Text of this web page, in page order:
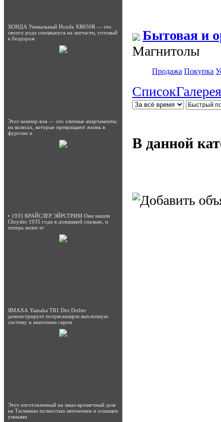
ХОНДА Уникальный Honda XR650R — это
своего рода спецвыпуск на запчасти, готовый
к бездорож
Этот кемпер-вэн — это элитные апартаменты
на колесах, которые превращают жизнь в
фургоне в
• 1935 КРАЙСЛЕР ЭЙРСТРИМ Они нашли
Chrysler 1935 года в домашней спальне, и
теперь моют ег
ЯМАХА Yamaha TR1 Dirt Drifter
демонстрирует потрясающую выхлопную
систему и анатомию скрем
Этот изготовленный на заказ крошечный дом
на Тасмании полностью автономен и оснащен
умными
Бытовая и
Магнитолы
Продажа Покупка
СписокГалерея
В данной